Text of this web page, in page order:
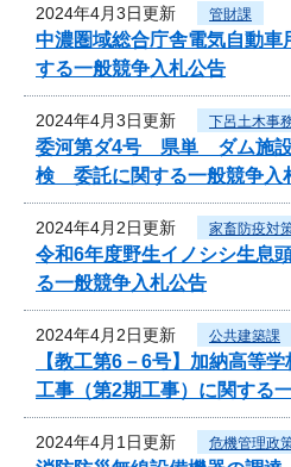
2024年4月3日更新 管財課
中濃圏域総合庁舎電気自動車
する一般競争入札公告
2024年4月3日更新 下呂土木事
委河第ダ4号 県単 ダム施
検 委託に関する一般競争入
2024年4月2日更新 家畜防疫対
令和6年度野生イノシシ生息
る一般競争入札公告
2024年4月2日更新 公共建築課
【教工第6－6号】加納高等
工事（第2期工事）に関する
2024年4月1日更新 危機管理政